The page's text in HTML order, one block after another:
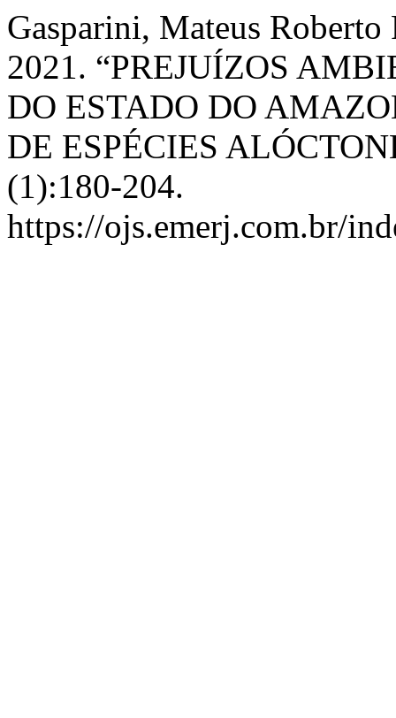
Gasparini, Mateus Roberto
2021. “PREJUÍZOS
DO ESTADO DO
DE ESPÉCIES
(1):180-204.
https://ojs.emerj.com.br/